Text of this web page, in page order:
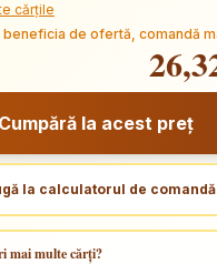
cărțile
beneficia de ofertă, comandă
Cumpără la acest preț
la calculatorul de comandă
mai multe cărți?